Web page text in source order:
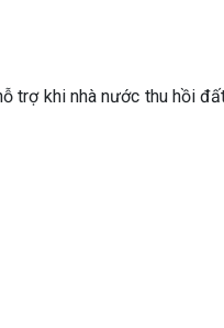
trợ khi nhà nước thu hồi